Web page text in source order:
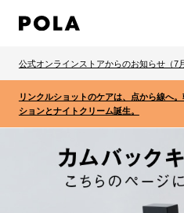
公式オンラインストアからのお知らせ（7
リンクルショットのケアは、点から線へ
ションとナイトクリーム誕生。